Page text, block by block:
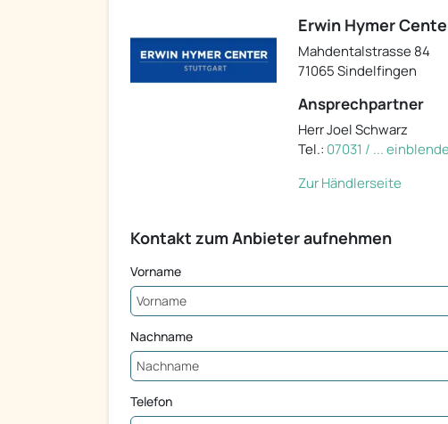
Erwin Hymer
Mahdentalstrasse 84
71065 Sindelfingen
Ansprechpartner
Herr Joel Schwarz
Tel.: 07031 / ...
Zur Händlerseite
Kontakt zum Anbieter aufnehmen
Vorname
Nachname
Telefon